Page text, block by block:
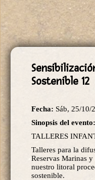
Sostenible 12
Fecha: Sáb, 25/10/
Sinopsis del evento:
TALLERES
Talleres para la
Reservas Marinas
nuestro litoral
sostenible.